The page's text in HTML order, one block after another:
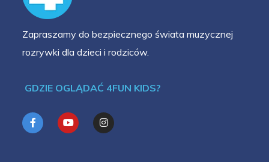
Zapraszamy do bezpiecznego świata muzycznej
rozrywki dla dzieci i rodziców.
GDZIE OGLĄDAĆ 4FUN KIDS?